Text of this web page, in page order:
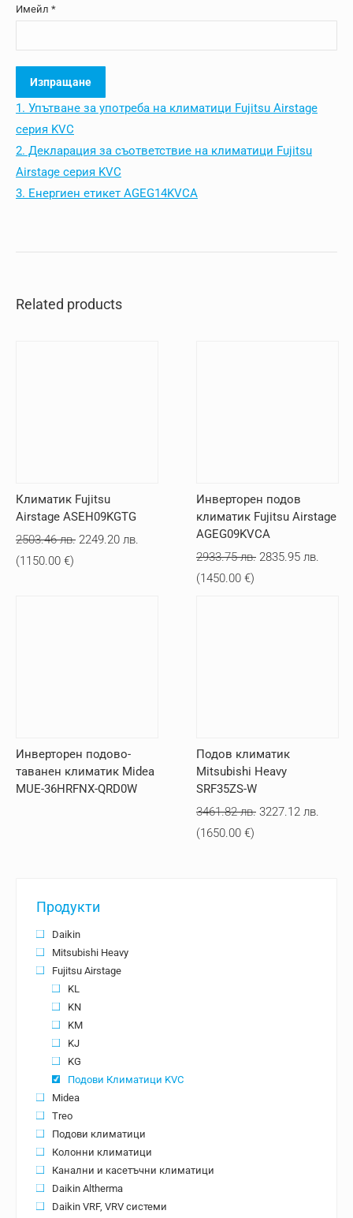
Имейл *
1. Упътване за употреба на климатици Fujitsu Airstage
серия KVC
2. Декларация за съответствие на климатици Fujitsu
Airstage серия KVC
3. Енергиен етикет AGEG14KVCA
Related products
Климатик Fujitsu
Airstage ASEH09KGTG
2503.46лв. Original
2249.20 лв.
(1150.00 €)
Инверторен подов
климатик Fujitsu Airstage
AGEG09KVCA
2933.75лв. Original
2835.95 лв.
(1450.00 €)
Инверторен подовo-
таванен климатик Midea
MUE-36HRFNX-QRD0W
Подов климатик
Mitsubishi Heavy
SRF35ZS-W
3461.82лв. Original
3227.12 лв.
(1650.00 €)
Продукти
Daikin
Mitsubishi Heavy
Fujitsu Airstage
KL
KN
KM
KJ
KG
Подови Климатици KVC
Midea
Treo
Подови климатици
Колонни климатици
Канални и касетъчни климатици
Daikin Altherma
Daikin VRF, VRV системи